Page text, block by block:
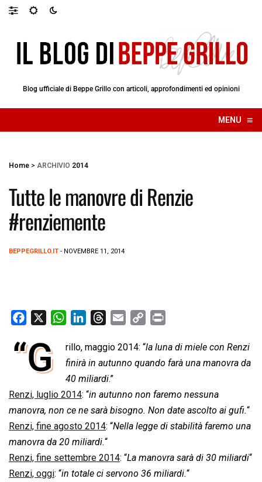
Blog ufficiale di Beppe Grillo con articoli, approfondimenti ed opinioni
MENU ≡
☰
Home > ARCHIVIO 2014
Tutte le manovre di Renzie
#renziemente
BEPPEGRILLO.IT - NOVEMBRE 11, 2014
c
e
o
o
k
W
a
t
s
A
p
p
n
k
e
d
I
n
r
e
a
d
s
a
i
p
y
i
n
k
i
n
“G rillo, maggio 2014: “la luna di miele con Renzi
finirà in autunno quando farà una manovra da
40 miliardi.”
Renzi, luglio 2014: “in autunno non faremo nessuna
manovra, non ce ne sarà bisogno. Non date ascolto ai gufi.“
Renzi, fine agosto 2014: “Nella legge di stabilità faremo una
manovra da 20 miliardi.“
Renzi, fine settembre 2014: “La manovra sarà di 30 miliardi“
Renzi, oggi: “in totale ci servono 36 miliardi.“